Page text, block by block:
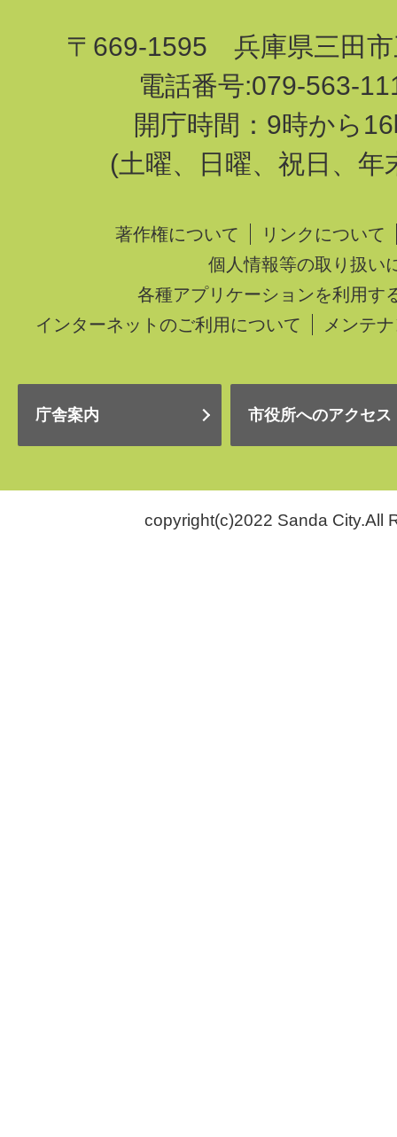
〒669-1595 兵庫県三田市
電話番号:079-563-
開庁時間：9時から
(土曜、日曜、祝日、年
著作権について
リンクについて
個人情報等の取り扱い
各種アプリケーションを利用す
インターネットのご利用について
メンテ
庁舎案内 市役所へのアクセス
copyright(c)2022 Sanda City.All